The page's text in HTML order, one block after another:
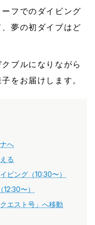
フでのダイビング
夢の初ダイブはど
ブルになりながら
をお届けします。
へ
る
ビング（10:30〜）
〜）
エスト号」へ移動